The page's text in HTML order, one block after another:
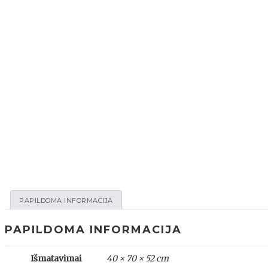
PAPILDOMA INFORMACIJA
PAPILDOMA INFORMACIJA
Išmatavimai 40 × 70 × 52 cm